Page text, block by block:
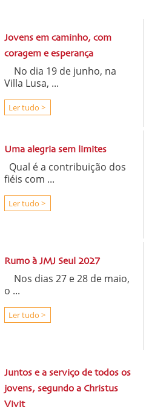
Jovens em caminho, com
coragem e esperança
No dia 19 de junho, na
Villa Lusa, ...
Ler tudo >
Uma alegria sem limites
Qual é a contribuição dos
fiéis com ...
Ler tudo >
Rumo à JMJ Seul 2027
Nos dias 27 e 28 de maio,
o ...
Ler tudo >
Juntos e a serviço de todos os
jovens, segundo a Christus
Vivit